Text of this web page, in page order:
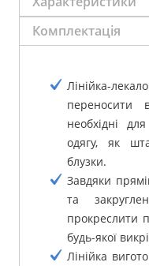
Комплектація
Лінійка-
переносити
необхідні
одягу, як
блузки.
Завдяки
та
прокреслити
будь-якої
Лінійка